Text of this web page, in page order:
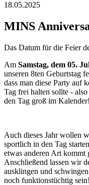
18.05.2025
MINS
Das Datum für die Feier
Am Samstag, dem 05.
unseren 8ten Geburtstag
dass man diese Party auf
Tag frei halten sollte -
den Tag groß im Kalender!
Auch dieses Jahr wollen
sportlich in den Tag
etwas anderen Art kommt
Anschließend lassen wir
ausklingen und
noch funktionstüchtig sein!